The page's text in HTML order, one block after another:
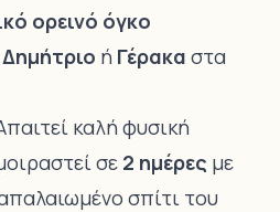
ορεινό όγκο
ή Γέρακα στα
καλή φυσική
σε 2 ημέρες με
σπίτι του